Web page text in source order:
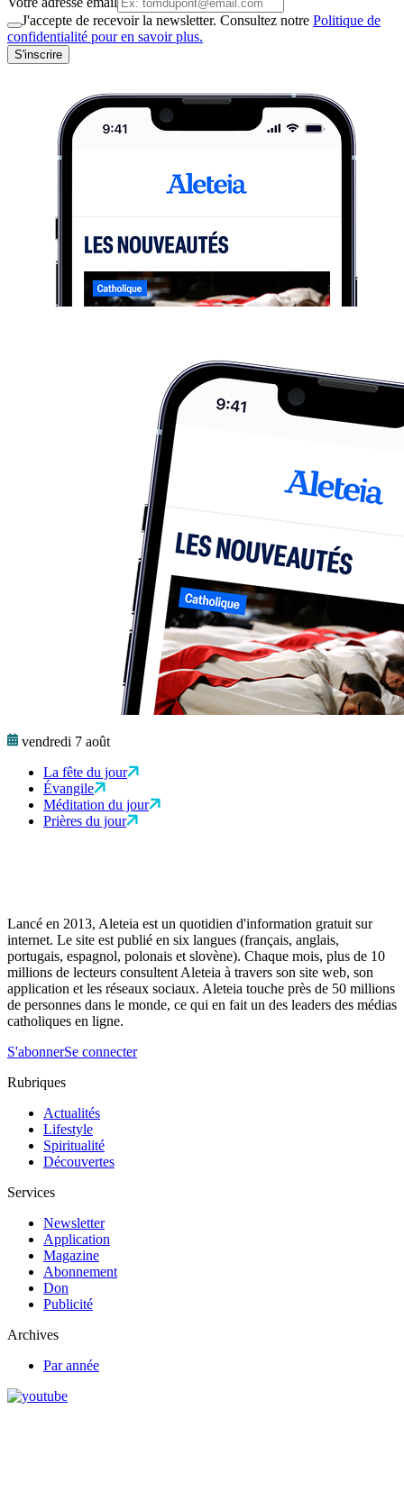
J'accepte de recevoir la newsletter. Consultez notre Politique de
confidentialité pour en savoir plus.
S'inscrire
vendredi 7 août
La fête du jour
Évangile
Méditation du jour
Prières du jour
Lancé en 2013, Aleteia est un quotidien d'information gratuit sur
internet. Le site est publié en six langues (français, anglais,
portugais, espagnol, polonais et slovène). Chaque mois, plus de 10
millions de lecteurs consultent Aleteia à travers son site web, son
application et les réseaux sociaux. Aleteia touche près de 50 millions
de personnes dans le monde, ce qui en fait un des leaders des médias
catholiques en ligne.
S'abonnerSe connecter
Rubriques
Actualités
Lifestyle
Spiritualité
Découvertes
Services
Newsletter
Application
Magazine
Abonnement
Don
Publicité
Archives
Par année